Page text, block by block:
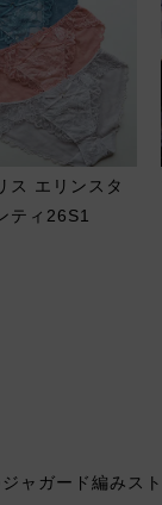
ス エリンスタ
ティ26S1
ャガード編みス